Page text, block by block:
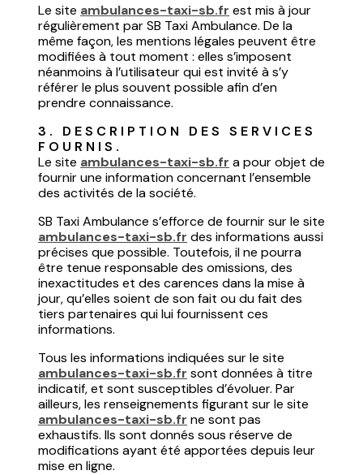
Le site ambulances-taxi-sb.fr est mis à jour
régulièrement par SB Taxi Ambulance. De la
même façon, les mentions légales peuvent être
modifiées à tout moment : elles s’imposent
néanmoins à l’utilisateur qui est invité à s’y
référer le plus souvent possible afin d’en
prendre connaissance.
3. DESCRIPTION DES SERVICES
FOURNIS.
Le site ambulances-taxi-sb.fr a pour objet de
fournir une information concernant l’ensemble
des activités de la société.
SB Taxi Ambulance s’efforce de fournir sur le site
ambulances-taxi-sb.fr des informations aussi
précises que possible. Toutefois, il ne pourra
être tenue responsable des omissions, des
inexactitudes et des carences dans la mise à
jour, qu’elles soient de son fait ou du fait des
tiers partenaires qui lui fournissent ces
informations.
Tous les informations indiquées sur le site
ambulances-taxi-sb.fr sont données à titre
indicatif, et sont susceptibles d’évoluer. Par
ailleurs, les renseignements figurant sur le site
ambulances-taxi-sb.fr ne sont pas
exhaustifs. Ils sont donnés sous réserve de
modifications ayant été apportées depuis leur
mise en ligne.